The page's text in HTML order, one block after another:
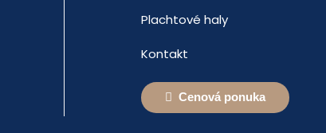
Plachtové haly
Kontakt
Cenová ponuka